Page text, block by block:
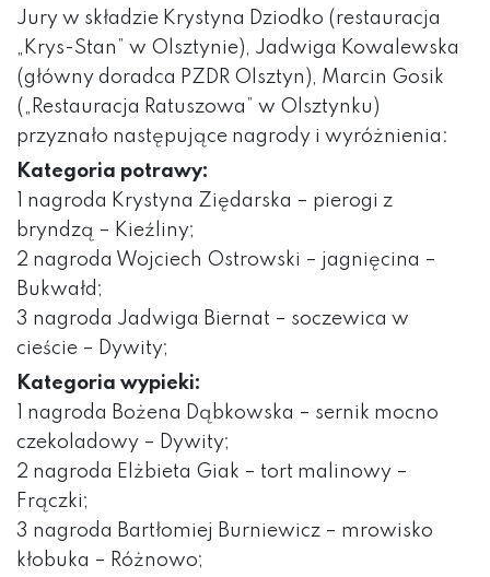
Jury w składzie Krystyna Dziodko (restauracja
„Krys-Stan” w Olsztynie), Jadwiga Kowalewska
(główny doradca PZDR Olsztyn), Marcin Gosik
(„Restauracja Ratuszowa” w Olsztynku)
przyznało następujące nagrody i wyróżnienia:
Kategoria potrawy:
1 nagroda Krystyna Ziędarska – pierogi z
bryndzą – Kieźliny;
2 nagroda Wojciech Ostrowski – jagnięcina –
Bukwałd;
3 nagroda Jadwiga Biernat – soczewica w
cieście – Dywity;
Kategoria wypieki:
1 nagroda Bożena Dąbkowska – sernik mocno
czekoladowy – Dywity;
2 nagroda Elżbieta Giak – tort malinowy –
Frączki;
3 nagroda Bartłomiej Burniewicz – mrowisko
kłobuka – Różnowo;